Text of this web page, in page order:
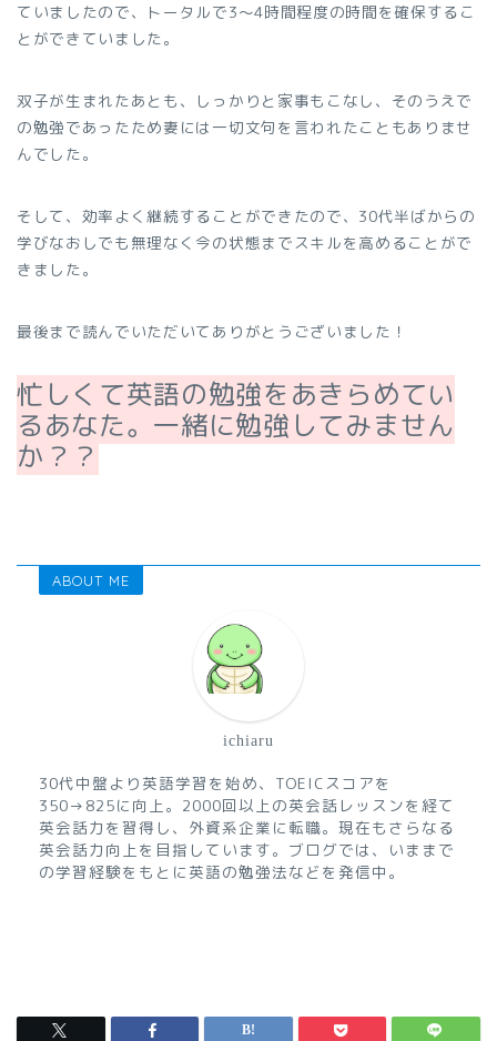
ていましたので、トータルで3～4時間程度の時間を確保するこ
とができていました。
双子が生まれたあとも、しっかりと家事もこなし、そのうえで
の勉強であったため妻には一切文句を言われたこともありませ
んでした。
そして、効率よく継続することができたので、30代半ばからの
学びなおしでも無理なく今の状態までスキルを高めることがで
きました。
最後まで読んでいただいてありがとうございました！
忙しくて英語の勉強をあきらめてい
るあなた。一緒に勉強してみません
か？？
ABOUT ME
ichiaru
30代中盤より英語学習を始め、TOEICスコアを
350→825に向上。2000回以上の英会話レッスンを経て
英会話力を習得し、外資系企業に転職。現在もさらなる
英会話力向上を目指しています。ブログでは、いままで
の学習経験をもとに英語の勉強法などを発信中。